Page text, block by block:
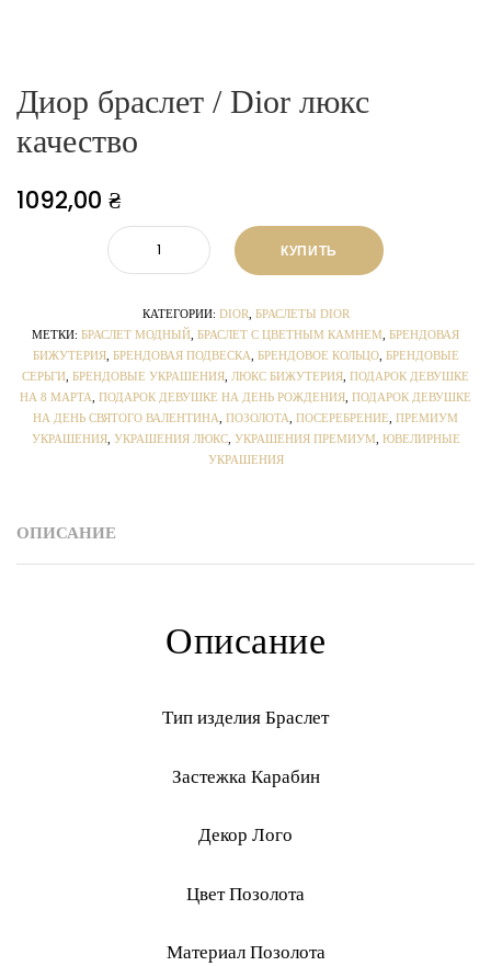
Диор браслет / Dior люкс
качество
1092,00 ₴
КУПИТЬ
КАТЕГОРИИ: DIOR БРАСЛЕТЫ DIOR
МЕТКИ: БРАСЛЕТ МОДНЫЙ БРАСЛЕТ С ЦВЕТНЫМ КАМНЕМ БРЕНДОВАЯ
БИЖУТЕРИЯ, БРЕНДОВАЯ ПОДВЕСКА БРЕНДОВОЕ КОЛЬЦО, БРЕНДОВЫЕ
СЕРЬГИ БРЕНДОВЫЕ УКРАШЕНИЯ ЛЮКС БИЖУТЕРИЯ ПОДАРОК ДЕВУШКЕ
НА 8 МАРТА ПОДАРОК ДЕВУШКЕ НА ДЕНЬ РОЖДЕНИЯ ПОДАРОК ДЕВУШКЕ
НА ДЕНЬ СВЯТОГО ВАЛЕНТИНА ПОЗОЛОТА ПОСЕРЕБРЕНИЕ ПРЕМИУМ
УКРАШЕНИЯ, УКРАШЕНИЯ ЛЮКС, УКРАШЕНИЯ ПРЕМИУМ ЮВЕЛИРНЫЕ
УКРАШЕНИЯ
ОПИСАНИЕ
Описание
Тип изделия Браслет
Застежка Карабин
Декор Лого
Цвет Позолота
Материал Позолота